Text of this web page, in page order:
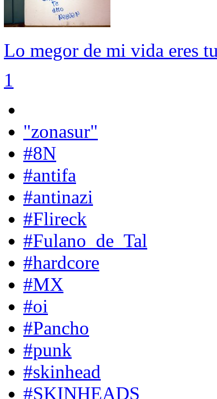
Lo megor de mi vida eres
1
"zonasur"
#8N
#antifa
#antinazi
#Flireck
#Fulano_de_Tal
#hardcore
#MX
#oi
#Pancho
#punk
#skinhead
#SKINHEADS